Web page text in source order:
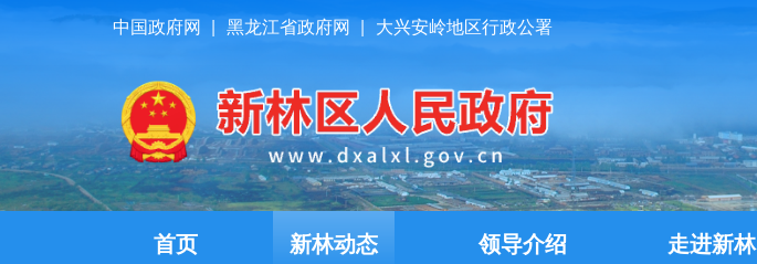
中国政府网 黑龙江省政府网 大兴安岭地区行政公署
首页 新林动态 领导介绍 走进新林